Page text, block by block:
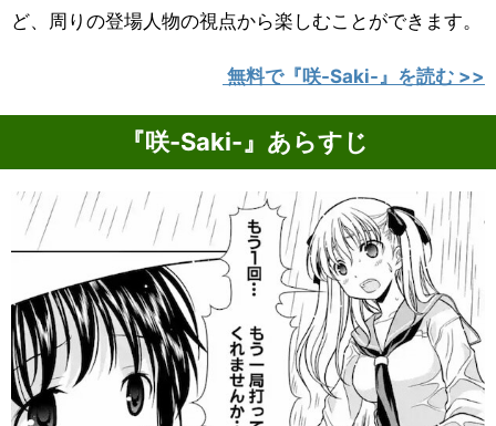
ど、周りの登場人物の視点から楽しむことができます。
無料で『咲-Saki-』を読む >>
『咲-Saki-』あらすじ